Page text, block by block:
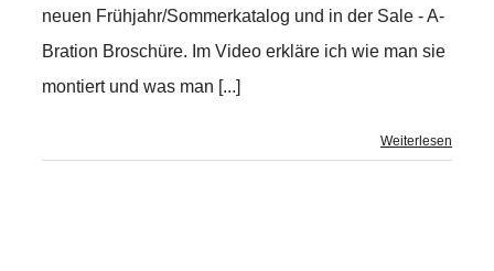
neuen Frühjahr/Sommerkatalog und in der Sale - A-
Bration Broschüre. Im Video erkläre ich wie man sie
montiert und was man [...]
Weiterlesen